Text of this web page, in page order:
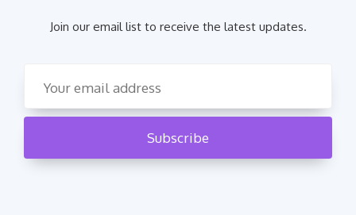
Join our email list to receive the latest updates.